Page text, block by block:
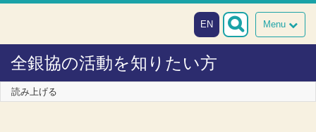
本文へスキップ
障がい者向け相談窓口
Menu
EN
全銀協の活動を知りたい方
読み上げる